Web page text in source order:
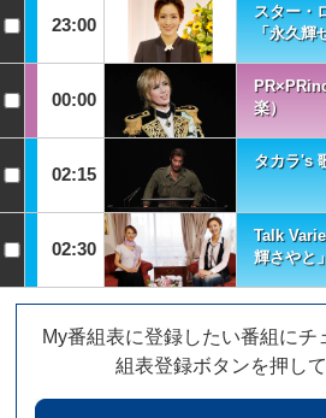
23:00
スター・
「永久輝
00:00
楽）
02:15
タカラ's
02:30
Talk
輝さやと」
My番組表に登録したい番組にチ
組表登録ボタンを押して